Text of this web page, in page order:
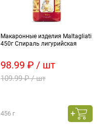
Макаронные изделия Maltagliati
450г Спираль лигурийская
98.99 ₽ / шт
109.99 ₽ / шт
456 г